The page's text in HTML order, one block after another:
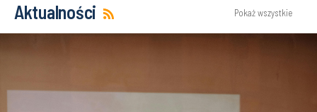
Aktualności Pokaż wszystkie